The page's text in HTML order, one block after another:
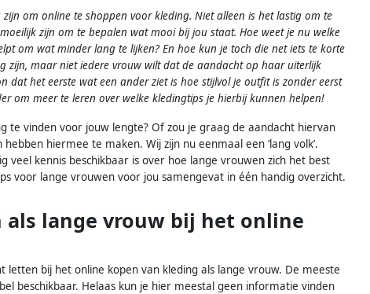
om online te shoppen voor kleding. Niet alleen is het lastig om te
zijn om te bepalen wat mooi bij jou staat. Hoe weet je nu welke
om wat minder lang te lijken? En hoe kun je toch die net iets te korte
zijn, maar niet iedere vrouw wilt dat de aandacht op haar uiterlijk
dat het eerste wat een ander ziet is hoe stijlvol je outfit is zonder eerst
om meer te leren over welke kledingtips je hierbij kunnen helpen!
te vinden voor jouw lengte? Of zou je graag de aandacht hiervan
hiermee te maken. Wij zijn nu eenmaal een ‘lang volk’.
kennis beschikbaar is over hoe lange vrouwen zich het best
voor lange vrouwen voor jou samengevat in één handig overzicht.
lange vrouw bij het online
letten bij het online kopen van kleding als lange vrouw. De meeste
beschikbaar. Helaas kun je hier meestal geen informatie vinden